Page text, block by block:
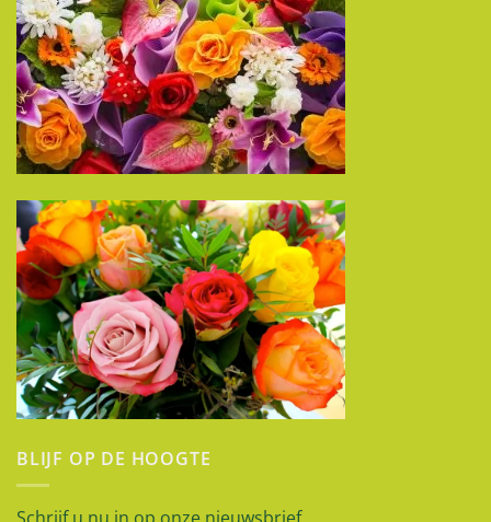
BLIJF OP DE HOOGTE